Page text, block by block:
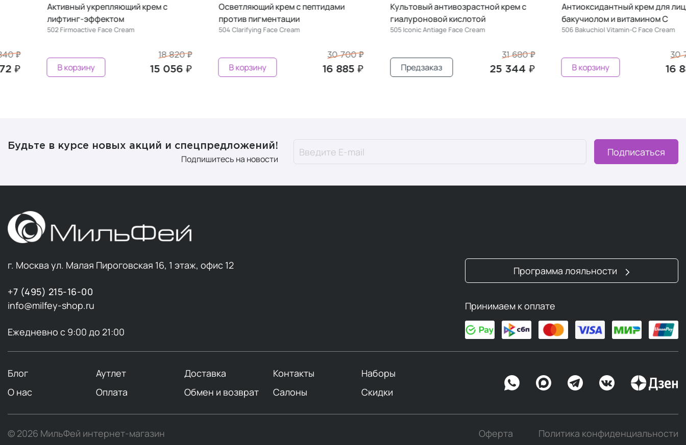
Активный укрепляющий крем с
лифтинг-эффектом
502 Firmoactive Face Cream
15 056 ₽
В корзину
Осветляющий крем с пептидами
против пигментации
504 Clarifying Face Cream
30 700 ₽
16 885 ₽
В корзину
Культовый антивозрастной крем с
гиалуроновой кислотой
505 Iconic Antiage Face Cream
25 344 ₽
Предзаказ
Антиоксидантный крем для лица с
бакучиолом и витамином С
506 Bakuchiol Vitamin-C Face Cream
30 700 ₽
16 885 ₽
В корзину
Будьте в курсе новых акций и спецпредложений!
Подпишитесь на новости
Подписаться
г. Москва ул. Малая Пироговская 16, 1 этаж, офис 12
+7 (495) 215-16-00
info@milfey-shop.ru
Ежедневно с 9:00 до 21:00
Программа лояльности
Принимаем к оплате
Блог Аутлет Доставка Контакты
Наборы
О нас
Оплата Обмен и возврат Салоны Скидки
© 2026 МильФей интернет-магазин Оферта Политика конфиденциальности